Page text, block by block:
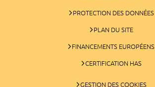
PROTECTION DES DONNÉES
PLAN DU SITE
FINANCEMENTS EUROPÉENS
CERTIFICATION HAS
GESTION DES COOKIES